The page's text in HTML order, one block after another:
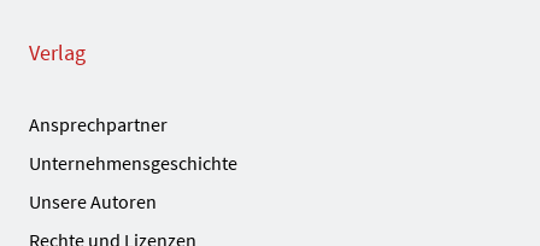
Verlag
Ansprechpartner
Unternehmensgeschichte
Unsere Autoren
Rechte und Lizenzen